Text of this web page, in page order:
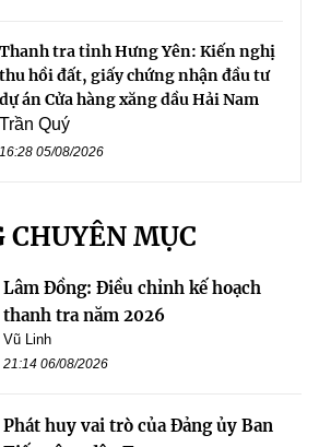
Thanh tra tỉnh Hưng Yên: Kiến nghị
thu hồi đất, giấy chứng nhận đầu tư
dự án Cửa hàng xăng dầu Hải Nam
Trần Quý
16:28 05/08/2026
CHUYÊN MỤC
Lâm Đồng: Điều chỉnh kế hoạch
thanh tra năm 2026
Vũ Linh
21:14 06/08/2026
Phát huy vai trò của Đảng ủy Ban